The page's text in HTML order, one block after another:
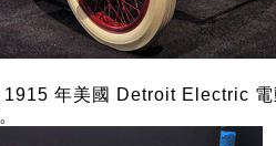
1915 年美國 Detroit Electric 電